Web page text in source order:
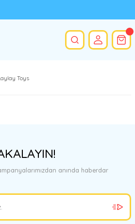
Toys
anında haberdar